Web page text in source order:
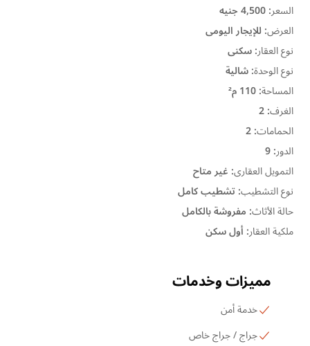
السعر:4,500 جنيه
العرض:للإيجار اليومى
نوع العقار:سكنى
نوع الوحدة:شالية
المساحة:110 م²
الغرف:
2
الحمامات:
2
الدور:
9
التمويل العقارى: غير متاح
نوع التشطيب:تشطيب كامل
حالة الأثاث: مفروشة بالكامل
ملكية العقار: أول سكن
مميزات وخدمات
خدمة أمن
جراج / جراج خاص